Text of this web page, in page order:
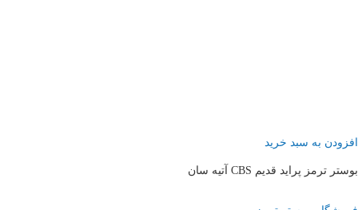
افزودن به سبد خرید
بوستر ترمز پراید قدیم CBS آتیه سان